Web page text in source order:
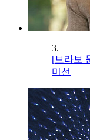
3.
[브라보
미선